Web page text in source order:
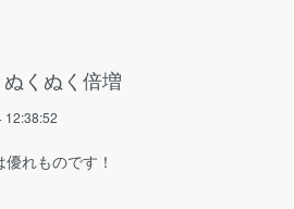
くぬく倍増
12:38:52
れものです！